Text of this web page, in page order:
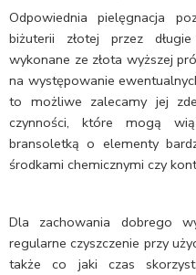
Odpowiednia pielęgnacja
biżuterii złotej przez
wykonane ze złota wyższej
na występowanie
to możliwe zalecamy jej
czynności, które mogą
bransoletką o elementy
środkami chemicznymi czy
Dla zachowania dobrego
regularne czyszczenie przy
także co jaki czas